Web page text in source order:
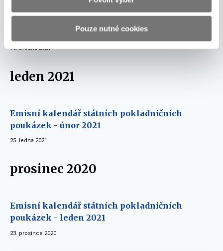
Pouze nutné cookies
poukázek - březen 2021
18. března 2021
leden 2021
Emisní kalendář státních pokladničních
poukázek - únor 2021
25. ledna 2021
prosinec 2020
Emisní kalendář státních pokladničních
poukázek - leden 2021
23. prosince 2020